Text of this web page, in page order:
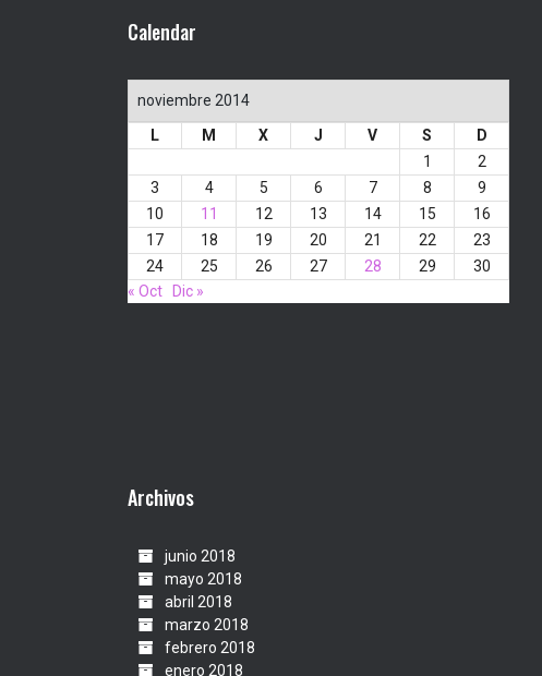
Calendar
noviembre 2014
L
M X J V S
D
1
2
3
4 5 6 7 8
9
10
11 12 13 14 15
16
17
18 19 20 21 22
23
24
25 26 27 28 29
30
« Oct
Dic »
Archivos
junio 2018
mayo 2018
abril 2018
marzo 2018
febrero 2018
enero 2018